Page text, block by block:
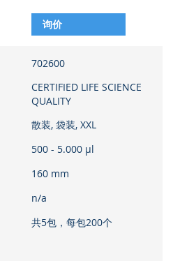
询价
702600
CERTIFIED LIFE SCIENCE
QUALITY
散装, 袋装, XXL
500 - 5.000 µl
160 mm
n/a
共5包，每包200个